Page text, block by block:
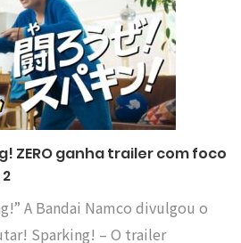
ZERO ganha trailer com foco
A Bandai Namco divulgou o
Sparking! – O trailer